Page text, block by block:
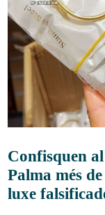
Confisquen
Palma més
luxe